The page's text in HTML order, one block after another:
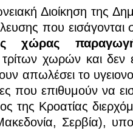
Διοίκηση της
που εισάγονται
χώρας
χωρών και δεν
απωλέσει το
που επιθυμούν να
της Κροατίας
Σερβία),